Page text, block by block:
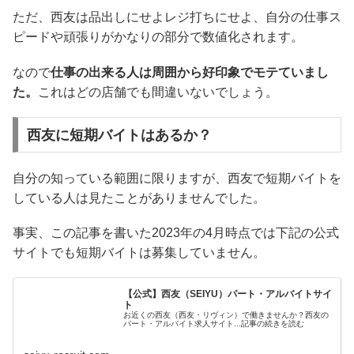
ただ、西友は品出しにせよレジ打ちにせよ、自分の仕事ス
ピードや頑張りがかなりの部分で数値化されます。
なので仕事の出来る人は周囲から好印象でモテていまし
た。
これはどの店舗でも間違いないでしょう。
西友に短期バイトはあるか？
自分の知っている範囲に限りますが、西友で短期バイトを
している人は見たことがありませんでした。
事実、この記事を書いた2023年の4月時点では下記の公式
サイトでも短期バイトは募集していません。
【公式】西友（SEIYU）パート・アルバイトサイ
ト
お近くの西友（西友・リヴィン）で働きませんか？西友の
パート・アルバイト求人サイト...記事の続きを読む